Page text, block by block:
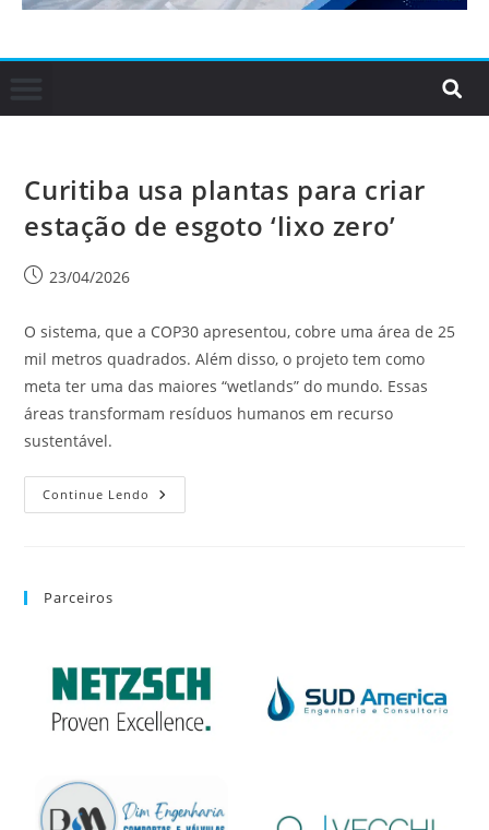
Curitiba usa plantas para criar
estação de esgoto ‘lixo zero’
23/04/2026
O sistema, que a COP30 apresentou, cobre uma área de 25
mil metros quadrados. Além disso, o projeto tem como
meta ter uma das maiores “wetlands” do mundo. Essas
áreas transformam resíduos humanos em recurso
sustentável.
Continue Lendo
Parceiros